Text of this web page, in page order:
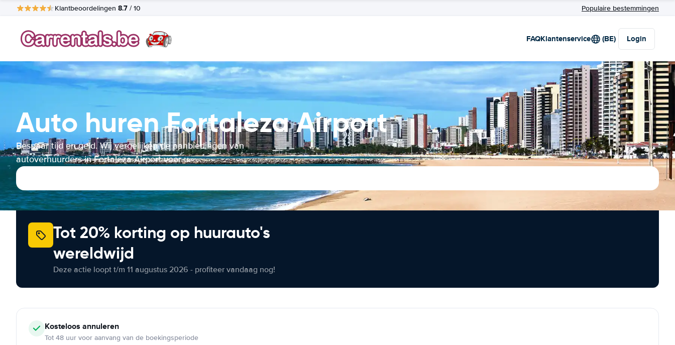
Klantbeoordelingen 8.7 / 10 Populaire bestemmingen
FAQKlantenservice (BE) Login
Auto huren Fortaleza Airport
Bespaar tijd en geld. Wij vergelijken de aanbiedingen van
autoverhuurders in Fortaleza Airport voor u.
Tot 20% korting op huurauto's
wereldwijd
Deze actie loopt t/m 11 augustus 2026 - profiteer vandaag nog!
Kosteloos annuleren
Tot 48 uur voor aanvang van de boekingsperiode